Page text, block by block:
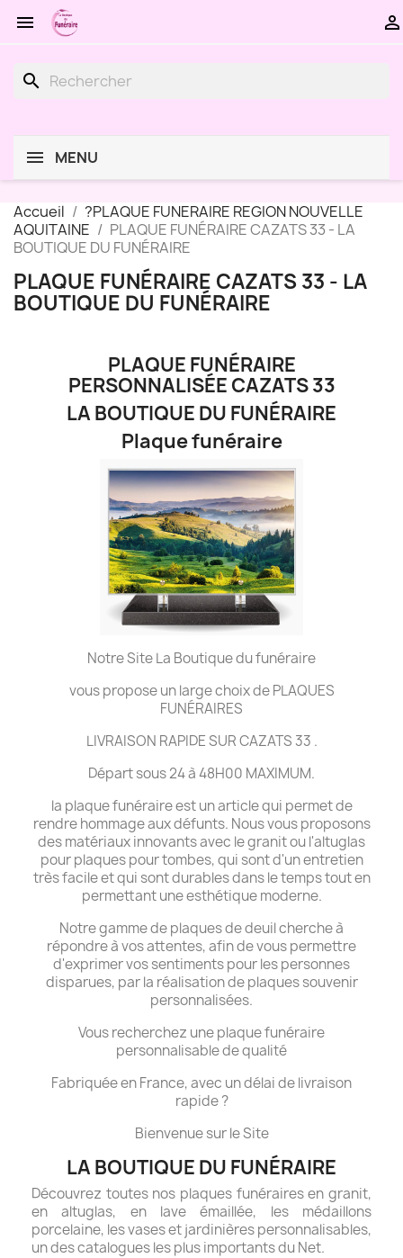
 
search
MENU
Accueil
?PLAQUE FUNERAIRE REGION NOUVELLE
AQUITAINE
PLAQUE FUNÉRAIRE CAZATS 33 - LA
BOUTIQUE DU FUNÉRAIRE
PLAQUE FUNÉRAIRE CAZATS 33 - LA
BOUTIQUE DU FUNÉRAIRE
PLAQUE FUNÉRAIRE
PERSONNALISÉE CAZATS 33
LA BOUTIQUE DU FUNÉRAIRE
Plaque funéraire
Notre Site La Boutique du funéraire
vous propose un large choix de PLAQUES
FUNÉRAIRES
LIVRAISON RAPIDE SUR CAZATS 33 .
Départ sous 24 à 48H00 MAXIMUM.
la plaque funéraire est un article qui permet de
rendre hommage aux défunts. Nous vous proposons
des matériaux innovants avec le granit ou l'altuglas
pour plaques pour tombes, qui sont d'un entretien
très facile et qui sont durables dans le temps tout en
permettant une esthétique moderne.
Notre gamme de plaques de deuil cherche à
répondre à vos attentes, afin de vous permettre
d'exprimer vos sentiments pour les personnes
disparues, par la réalisation de plaques souvenir
personnalisées.
Vous recherchez une plaque funéraire
personnalisable de qualité
Fabriquée en France, avec un délai de livraison
rapide ?
Bienvenue sur le Site
LA BOUTIQUE DU FUNÉRAIRE
Découvrez toutes nos plaques funéraires en granit,
en altuglas, en lave émaillée, les médaillons
porcelaine, les vases et jardinières personnalisables,
un des catalogues les plus importants du Net.